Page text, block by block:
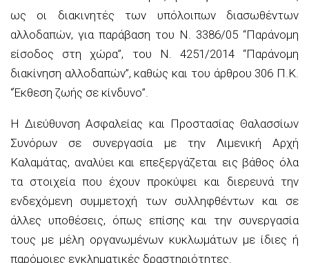
ως οι διακινητές των υπόλοιπων διασωθέντων
αλλοδαπών, για παράβαση του Ν. 3386/05 “Παράνομη
είσοδος στη χώρα”, του Ν. 4251/2014 “Παράνομη
διακίνηση αλλοδαπών”, καθώς και του άρθρου 306 Π.Κ.
“Έκθεση ζωής σε κίνδυνο”.
Η Διεύθυνση Ασφαλείας και Προστασίας Θαλασσίων
Συνόρων σε συνεργασία με την Λιμενική Αρχή
Καλαμάτας, αναλύει και επεξεργάζεται εις βάθος όλα
τα στοιχεία που έχουν προκύψει και διερευνά την
ενδεχόμενη συμμετοχή των συλληφθέντων και σε
άλλες υποθέσεις, όπως επίσης και την συνεργασία
τους με μέλη οργανωμένων κυκλωμάτων με ίδιες ή
παρόμοιες εγκληματικές δραστηριότητες.